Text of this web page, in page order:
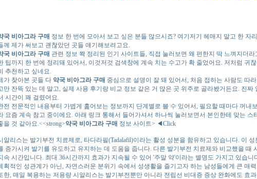
국 비아그라 구매 정보 한 번에 모아서 보고 싶은 분들 많으시죠? 여기저기 헤매지 말고 한 자
께 제가 써보고 괜찮았던 곳들 얘기해보려고요.
국 비아그라 구매 관련 정보 쫙 정리된 인기 사이트들, 직접 눌러보면 왜 편한지 딱 느껴지더
팁까지 한 번에 정리돼 있어서, 이것저것 검색창에 계속 치는 수고가 확 줄었어요. 저처럼 귀
추천하고 싶네요.
가 찾아본 곳들 다 약국 비아그라 구매 중심으로 설명이 잘 돼 있어서, 처음 접하는 사람도 따
만 잔뜩 있는 데 말고, 실제 사용 후기랑 비교 정보 같은 거 많은 곳 위주로 골라봤거든요. 진짜
시간이 꽤 걸렸어요.
전 전문적인 내용부터 가볍게 훑어보는 정보까지 단계별로 볼 수 있어서, 필요할 때마다 꺼내
요즘 계속 참고 중이에요. 아래 링크 통해서 들어가셔서 하나씩 눌러보면서 본인한테 맞는 스
을 것 같아요.<<strong>약국 비아그라 구매 정보 사이트> ◀Click
알리스는 발기부전 치료제로, 타다라필(Tadalafil)이라는 활성 성분을 함유하고 있습니다. 이
증가시켜 발기를 유도하고 유지하는 데 도움을 줍니다. 다른 발기부전 치료제와 비교했을 때
속 시간입니다. 최대 36시간까지 효과가 지속될 수 있어 '주말 약'이라는 별명도 가지고 있습니
획적인 성관계가 아닌, 자연스러운 분위기 속에서 성생활을 즐기고자 하는 남성들에게 큰 매
한, 매일 복용하는 저용량 시알리스는 발기부전뿐만 아니라 전립선 비대증 증상 완화에도 효